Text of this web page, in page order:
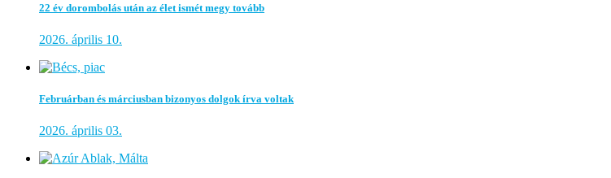
22 év dorombolás után az élet ismét megy tovább
2026. április 10.
Februárban és márciusban bizonyos dolgok írva voltak
2026. április 03.